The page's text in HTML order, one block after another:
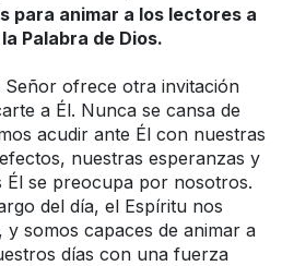
para animar a los lectores a
Palabra de Dios.
ofrece otra invitación
a Él. Nunca se cansa de
acudir ante Él con nuestras
nuestras esperanzas y
Él se preocupa por nosotros.
del día, el Espíritu nos
somos capaces de animar a
días con una fuerza